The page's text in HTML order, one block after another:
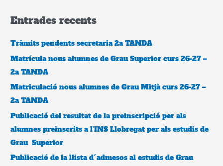
c
Entrades recents
Tràmits pendents secretaria 2a TANDA
Matrícula nous alumnes de Grau Superior curs 26-27 –
2a TANDA
Matriculació nous alumnes de Grau Mitjà curs 26-27 –
2a TANDA
Publicació del resultat de la preinscripció per als
alumnes preinscrits a l’INS Llobregat per als estudis de
Grau Superior
Publicació de la llista d´admesos al estudis de Grau